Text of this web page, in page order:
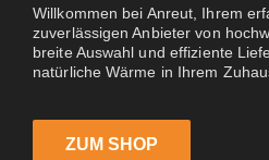
Willkommen bei Anreut, Ihrem
zuverlässigen Anbieter von
breite Auswahl und effiziente
natürliche Wärme in Ihrem
ZUM SHOP